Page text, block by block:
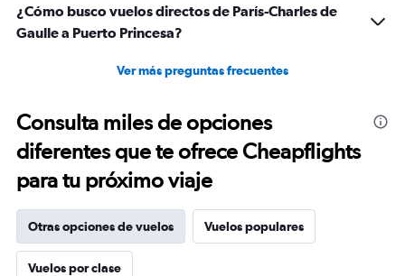
¿Cómo busco vuelos directos de París-Charles de
Gaulle a Puerto Princesa?
Ver más preguntas frecuentes
Consulta miles de opciones
diferentes que te ofrece Cheapflights
para tu próximo viaje
Otras opciones de vuelos Vuelos populares
Vuelos por clase